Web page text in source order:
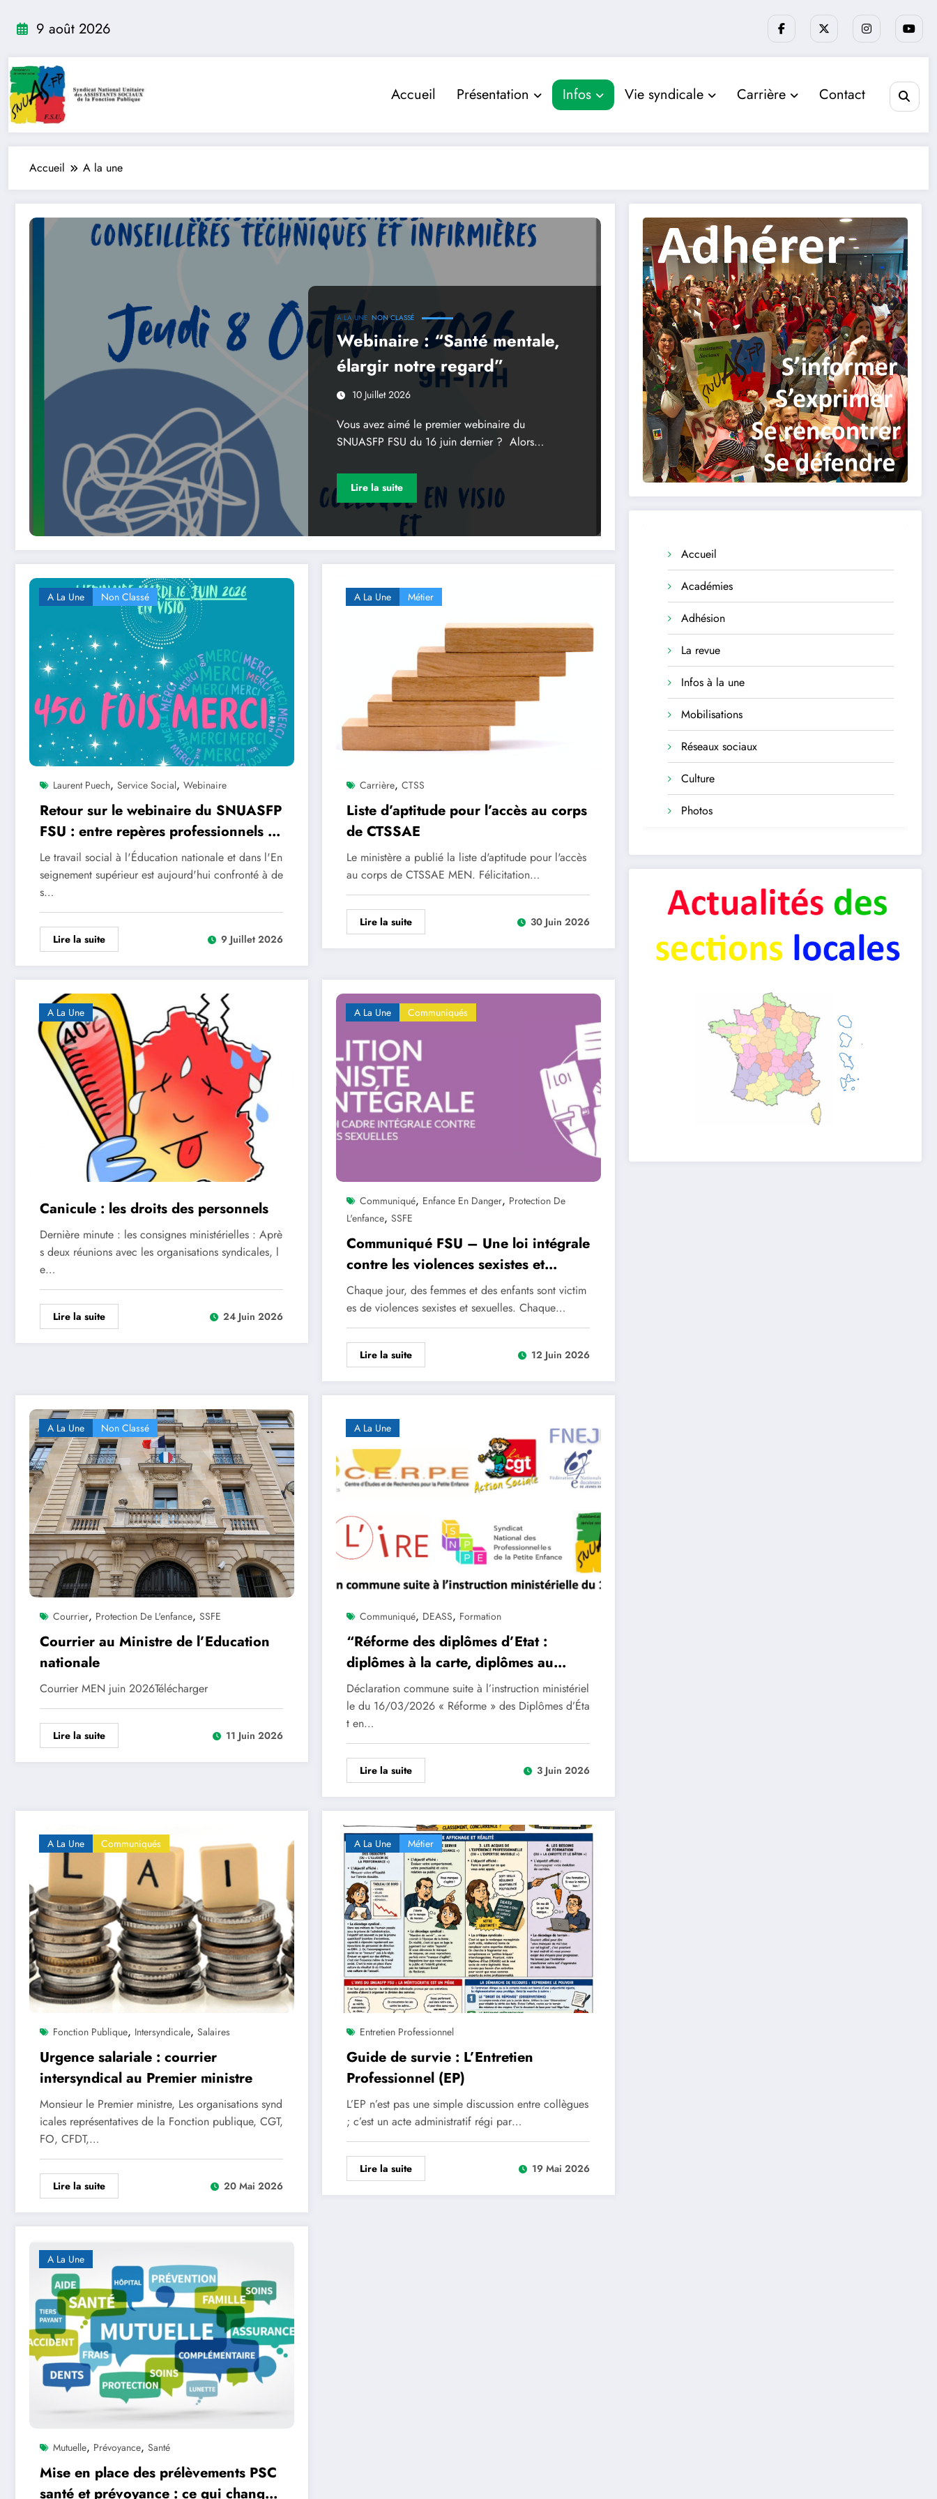
9 août 2026
Accueil Présentation Infos Vie syndicale Carrière Contact
Accueil A la une
A LA UNE NON CLASSÉ
Webinaire : “Santé mentale,
élargir notre regard”
10 Juillet 2026
Vous avez aimé le premier webinaire du
SNUASFP FSU du 16 juin dernier ? Alors…
Lire la suite
A La Une Non Classé
Laurent Puech, Service Social, Webinaire
Retour sur le webinaire du SNUASFP
FSU : entre repères professionnels et
évolutions sociétales : quelle place et
quel avenir pour le service social ?
Le travail social à l'Éducation nationale et dans l'En
seignement supérieur est aujourd'hui confronté à de
s…
Lire la suite 9 Juillet 2026
A La Une Métier
Carrière, CTSS
Liste d’aptitude pour l’accès au corps
de CTSSAE
Le ministère a publié la liste d'aptitude pour l'accès
au corps de CTSSAE MEN. Félicitation…
Lire la suite 30 Juin 2026
A La Une
Canicule : les droits des personnels
Dernière minute : les consignes ministérielles : Aprè
s deux réunions avec les organisations syndicales, l
e…
Lire la suite 24 Juin 2026
A La Une Communiqués
Communiqué, Enfance En Danger, Protection De
L'enfance, SSFE
Communiqué FSU – Une loi intégrale
contre les violences sexistes et
sexuelle : une urgence sociale !
Chaque jour, des femmes et des enfants sont victim
es de violences sexistes et sexuelles. Chaque…
Lire la suite 12 Juin 2026
A La Une Non Classé
Courrier, Protection De L'enfance, SSFE
Courrier au Ministre de l’Education
nationale
Courrier MEN juin 2026Télécharger
Lire la suite 11 Juin 2026
A La Une
Communiqué, DEASS, Formation
“Réforme des diplômes d’Etat :
diplômes à la carte, diplômes au
rabais !
Déclaration commune suite à l’instruction ministériel
le du 16/03/2026 « Réforme » des Diplômes d’Éta
t en…
Lire la suite 3 Juin 2026
A La Une Communiqués
Fonction Publique, Intersyndicale, Salaires
Urgence salariale : courrier
intersyndical au Premier ministre
Monsieur le Premier ministre, Les organisations synd
icales représentatives de la Fonction publique, CGT,
FO, CFDT,…
Lire la suite 20 Mai 2026
A La Une Métier
Entretien Professionnel
Guide de survie : L’Entretien
Professionnel (EP)
L’EP n’est pas une simple discussion entre collègues
; c’est un acte administratif régi par…
Lire la suite 19 Mai 2026
A La Une
Mutuelle, Prévoyance, Santé
Mise en place des prélèvements PSC
santé et prévoyance : ce qui change
Accueil
Académies
Adhésion
La revue
Infos à la une
Mobilisations
Réseaux sociaux
Culture
Photos